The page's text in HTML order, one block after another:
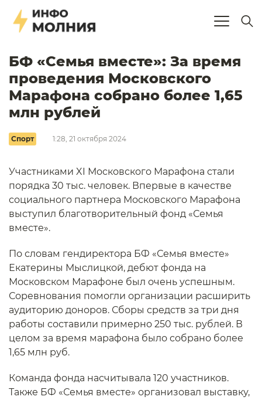
БФ «Семья вместе»: За время
проведения Московского
Марафона собрано более 1,65
млн рублей
Спорт 1:28, 21 октября 2024
Участниками XI Московского Марафона стали
порядка 30 тыс. человек. Впервые в качестве
социального партнера Московского Марафона
выступил благотворительный фонд «Семья
вместе».
По словам гендиректора БФ «Семья вместе»
Екатерины Мыслицкой, дебют фонда на
Московском Марафоне был очень успешным.
Соревнования помогли организации расширить
аудиторию доноров. Сборы средств за три дня
работы составили примерно 250 тыс. рублей. В
целом за время марафона было собрано более
1,65 млн руб.
Команда фонда насчитывала 120 участников.
Также БФ «Семья вместе» организовал выставку,